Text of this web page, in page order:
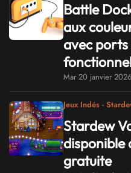
Battle
aux
avec
Mar 20 janvier 2026
Jeux Indés -
Stardew
disponible
gratuite